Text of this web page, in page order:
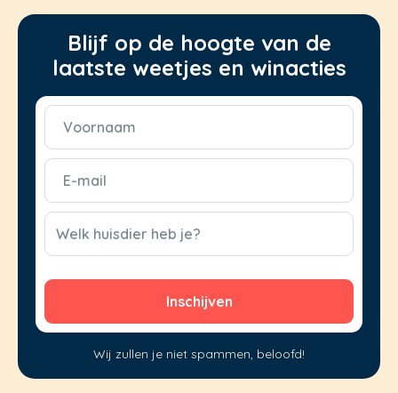
Blijf op de hoogte van de
laatste weetjes en winacties
Voornaam
(Vereist)
E-
mail
(Vereist)
CAPTCHA
Welk huisdier heb je?
Wij zullen je niet spammen, beloofd!